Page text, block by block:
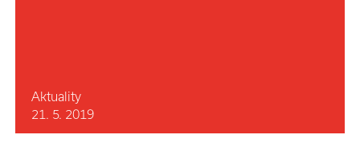
Aktuality
21. 5. 2019